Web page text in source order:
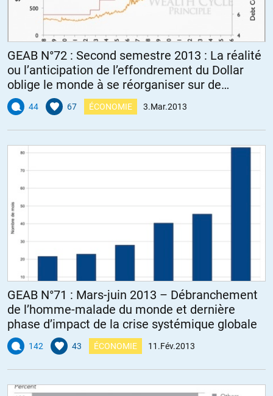
GEAB N°72 : Second semestre 2013 : La réalité
ou l’anticipation de l’effondrement du Dollar
oblige le monde à se réorganiser sur de
nouvelles bases
44 67 ÉCONOMIE 3.Mar.2013
GEAB N°71 : Mars-juin 2013 – Débranchement
de l’homme-malade du monde et dernière
phase d’impact de la crise systémique globale
142 43 ÉCONOMIE 11.Fév.2013